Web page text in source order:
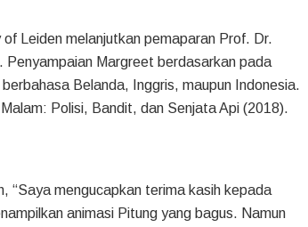
Leiden melanjutkan pemaparan Prof. Dr.
Penyampaian Margreet berdasarkan pada
Belanda, Inggris, maupun Indonesia.
Polisi, Bandit, dan Senjata Api (2018).
“Saya mengucapkan terima kasih kepada
animasi Pitung yang bagus. Namun